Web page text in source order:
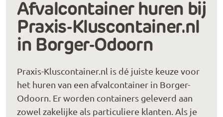
Afvalcontainer huren bij
Praxis-Kluscontainer.nl
in Borger-Odoorn
Praxis-Kluscontainer.nl is dé juiste keuze voor
het huren van een afvalcontainer in Borger-
Odoorn. Er worden containers geleverd aan
zowel zakelijke als particuliere klanten. Als je